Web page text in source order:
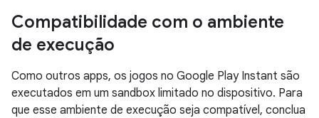
Compatibilidade com o ambiente
de execução
Como outros apps, os jogos no Google Play Instant são
executados em um sandbox limitado no dispositivo. Para
que esse ambiente de execução seja compatível, conclua